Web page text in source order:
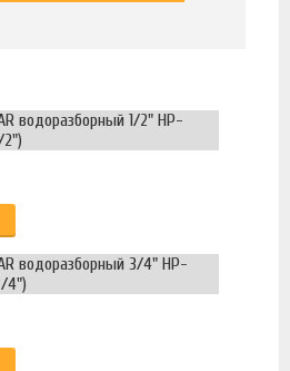
водоразборный 1/2" НР-
водоразборный 3/4" НР-
4")